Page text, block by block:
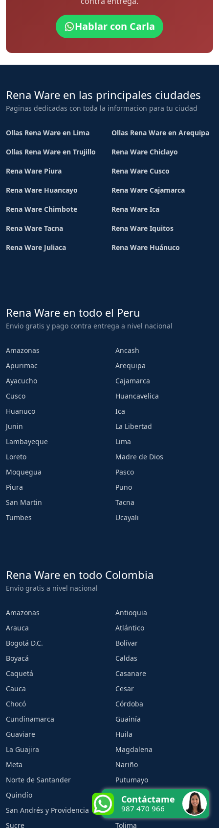
Hablar con Carla
Rena Ware en las principales ciudades
Paginas dedicadas con toda la informacion para tu ciudad
Ollas Rena Ware en Lima Ollas Rena Ware en Arequipa
Ollas Rena Ware en Trujillo Rena Ware Chiclayo
Rena Ware Piura Rena Ware Cusco
Rena Ware Huancayo Rena Ware Cajamarca
Rena Ware Chimbote Rena Ware Ica
Rena Ware Tacna Rena Ware Iquitos
Rena Ware Juliaca Rena Ware Huánuco
Rena Ware en todo el Peru
Envio gratis y pago contra entrega a nivel nacional
Amazonas
Ancash
Apurimac
Arequipa
Ayacucho
Cajamarca
Cusco
Huancavelica
Huanuco
Ica
Junin
La Libertad
Lambayeque
Lima
Loreto
Madre de Dios
Moquegua
Pasco
Piura
Puno
San Martin
Tacna
Tumbes
Ucayali
Rena Ware en todo Colombia
Envío gratis a nivel nacional
Amazonas
Antioquia
Arauca
Atlántico
Bogotá D.C.
Bolívar
Boyacá
Caldas
Caquetá
Casanare
Cauca
Cesar
Chocó
Córdoba
Cundinamarca
Guainía
Guaviare
Huila
La Guajira
Magdalena
Meta
Nariño
Norte de Santander
Putumayo
Quindío
Risaralda
San Andrés y Providencia
Santander
Sucre
Tolima
Contáctame
987 470 966